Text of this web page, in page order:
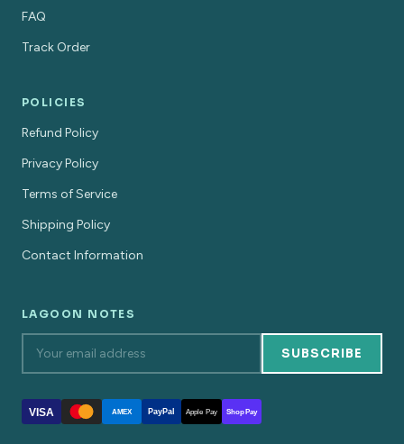
FAQ
Track Order
POLICIES
Refund Policy
Privacy Policy
Terms of Service
Shipping Policy
Contact Information
LAGOON NOTES
SUBSCRIBE
VISA AMEX PayPal Apple Pay Shop Pay